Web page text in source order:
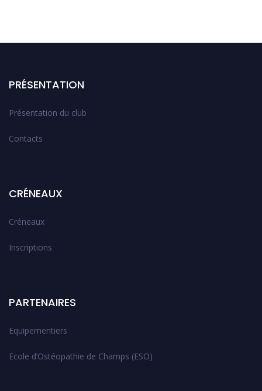
PRÉSENTATION
Présentation du club
Contacts
CRÉNEAUX
Créneaux
Inscriptions
PARTENAIRES
Equipementiers
Ecole d’Ostéopathie de Champs (ESO)